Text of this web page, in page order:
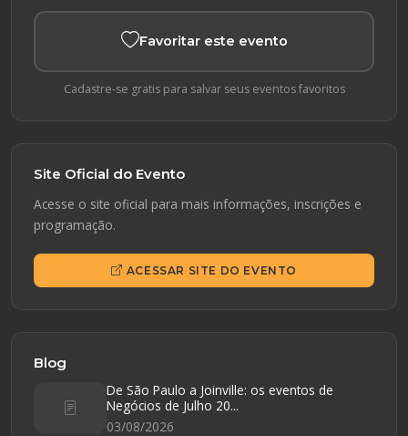
Favoritar este evento
Cadastre-se gratis para salvar seus eventos favoritos
Site Oficial do Evento
Acesse o site oficial para mais informações, inscrições e
programação.
ACESSAR SITE DO EVENTO
Blog
De São Paulo a Joinville: os eventos de
Negócios de Julho 20...
03/08/2026